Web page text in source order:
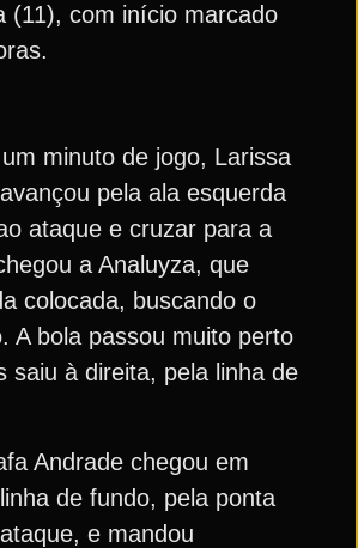
(11), com início marcado
minuto de jogo, Larissa
pela ala esquerda
ataque e cruzar para a
a Analuyza, que
colocada, buscando o
A bola passou muito perto
saiu à direita, pela linha de
Andrade chegou em
de fundo, pela ponta
e mandou